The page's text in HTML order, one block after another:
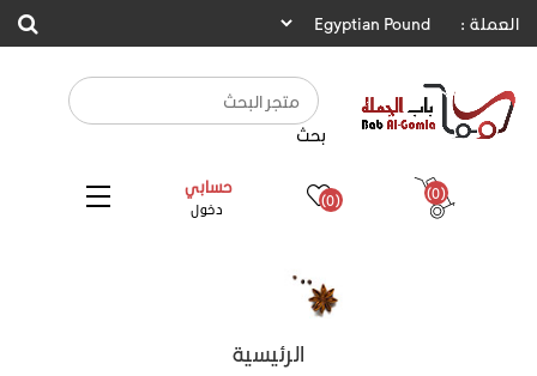
العملة :
بحث
حسابي
دخول (0) (0)
الرئيسية